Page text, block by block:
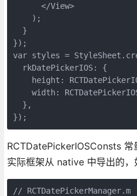
      </View>
    );
  }
});
var styles =
  rkDatePickerIOS: {
height:
width:
  },
RCTDatePickerIOSConsts
实际框架从 native 中导出的，
// RCTDatePickerManager.m